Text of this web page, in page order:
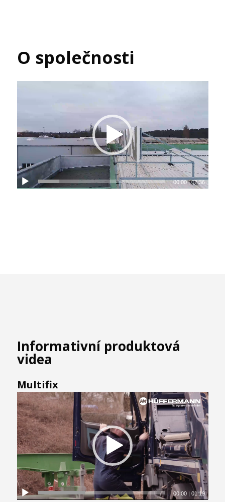
O společnosti
00:00|02:36
Informativní produktová
videa
Multifix
00:00 |01:19